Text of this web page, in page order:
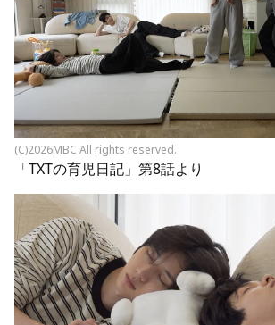
(C)2026MBC All rights reserved.
「TXTの育児日記」第8話より